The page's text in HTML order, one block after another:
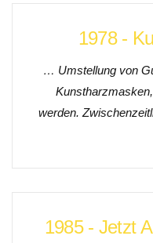
1978 -
… Umstellung von
werden.
1985 - Jetzt